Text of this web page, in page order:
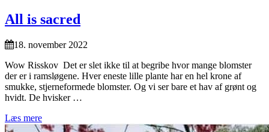
All is sacred
18. november 2022
Wow Risskov Det er slet ikke til at begribe hvor mange blomster
der er i ramsløgene. Hver eneste lille plante har en hel krone af
smukke, stjerneformede blomster. Og vi ser bare et hav af grønt og
hvidt. De hvisker …
Læs mere